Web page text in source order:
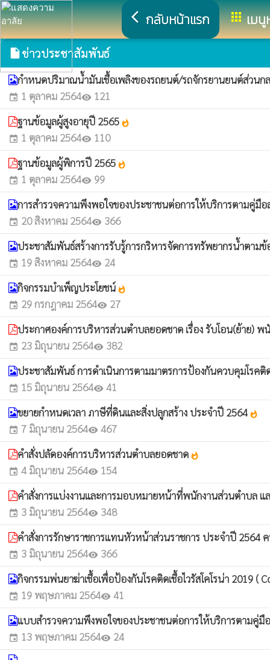
arrow_back_ios กลับหน้าแรก apps เม
insert_drive_fileข่าวประชาสัมพันธ์
กำหนดปริมาณน้ำมันเชื้อเพลิงของรถยนต์/รถจักรยานยนต์ส่วน
event 1 ตุลาคม 2564visibility 121
ฐานข้อมูลผู้สูงอายุปี 2565 whatshot
event 1 ตุลาคม 2564visibility 110
ฐานข้อมูลผู้พิการปี 2565 whatshot
event 1 ตุลาคม 2564visibility 99
การสำรวจความพึงพอใจของประชาชนต่อการให้บริการตามคู่
event 20 สิงหาคม 2564visibility 366
ประชาสัมพันธ์สร้างการรับรู้การกริหารจัดการทรัพยากรน้ำตาม
event 19 สิงหาคม 2564visibility 24
กิจกรรมบำเพ็ญประโยชน์ whatshot
event 29 กรกฎาคม 2564visibility 27
ประกาศองค์การบริหารส่วนตำบลยอดชาด เรื่อง รับโอน(ย้าย)
event 23 มิถุนายน 2564visibility 382
ประชาสัมพันธ์ การดำเนินการตามมาตรการป้องกันควบคุมโร
event 15 มิถุนายน 2564visibility 41
ขยายกำหนดเวลา ภาษีที่ดินและสิ่งปลูกสร้าง ประจำปี 2564 whatshot
event 7 มิถุนายน 2564visibility 467
คำสั่งปลัดองค์การบริหารส่วนตำบลยอดชาด whatshot
event 4 มิถุนายน 2564visibility 154
คำสั่งการแบ่งงานและการมอบหมายหน้าที่พนักงานส่วนตำบล แ
event 3 มิถุนายน 2564visibility 348
คำสั่งการรักษาราชการแทนหัวหน้าส่วนราชการ ประจำปี 2564
event 3 มิถุนายน 2564visibility 366
กิจกรรมพ่นยาฆ่าเชื้อเพื่อป้องกันโรคติดเชื้อไวรัสโคโรน่า 2019 (
event 19 พฤษภาคม 2564visibility 41
แบบสำรวจความพึงพอใจของประชาชนต่อการให้บริการตามคู่
event 13 พฤษภาคม 2564visibility 24